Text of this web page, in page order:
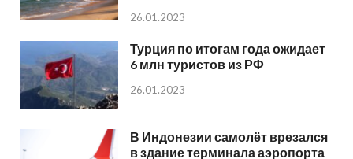
26.01.2023
Турция по итогам года ожидает
6 млн туристов из РФ
26.01.2023
В Индонезии самолёт врезался
в здание терминала аэропорта